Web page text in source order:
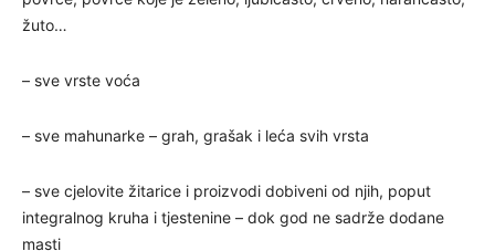
žuto…
– sve vrste voća
– sve mahunarke – grah, grašak i leća svih vrsta
– sve cjelovite žitarice i proizvodi dobiveni od njih, poput
integralnog kruha i tjestenine – dok god ne sadrže dodane
masti